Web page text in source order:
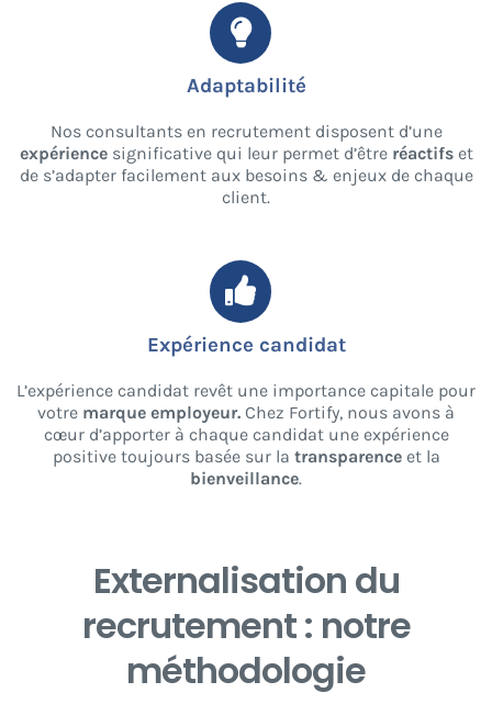
Adaptabilité
Nos consultants en recrutement disposent d’une
expériencesignificative qui leur permet d’être réactifset
de s’adapter facilement aux besoins & enjeux de chaque
client.
Expérience candidat
L’expérience candidat revêt une importance capitale pour
votre marque employeur. Chez Fortify, nous avons à
cœur d’apporter à chaque candidat une expérience
positive toujours basée sur la transparenceet la
bienveillance.
Externalisation du
recrutement : notre
méthodologie